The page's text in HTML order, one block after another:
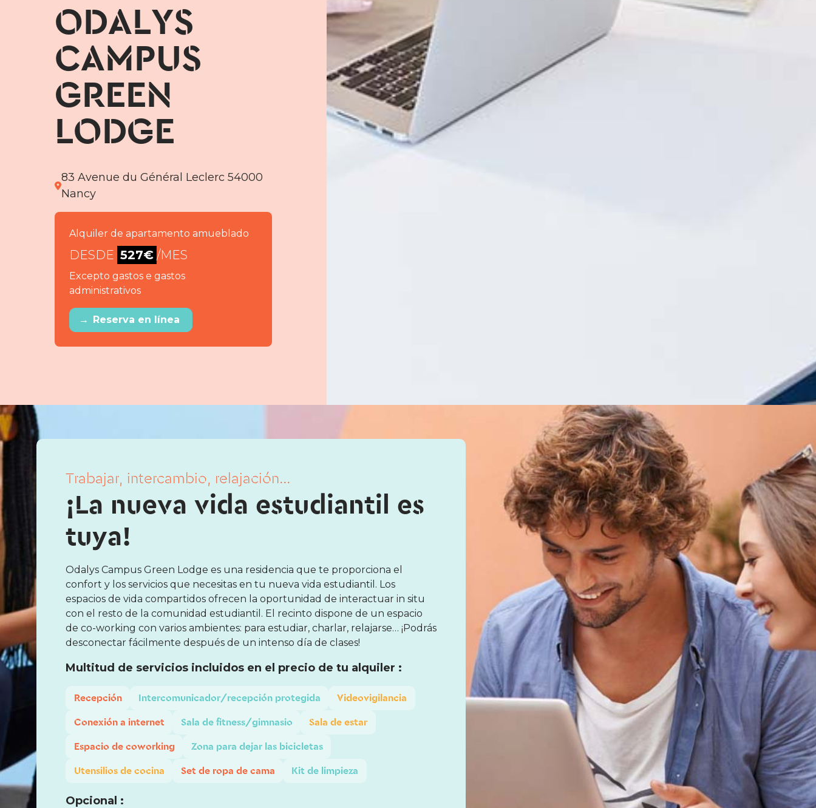
ODALYS
CAMPUS
GREEN
LODGE
83 Avenue du Général Leclerc 54000
Nancy
Alquiler de apartamento amueblado
DESDE 527€ /MES
Excepto gastos e gastos
administrativos
→ Reserva en línea
Trabajar, intercambio, relajación...
¡La nueva vida estudiantil es
tuya!
Odalys Campus Green Lodge es una residencia que te proporciona el
confort y los servicios que necesitas en tu nueva vida estudiantil. Los
espacios de vida compartidos ofrecen la oportunidad de interactuar in situ
con el resto de la comunidad estudiantil. El recinto dispone de un espacio
de co-working con varios ambientes: para estudiar, charlar, relajarse… ¡Podrás
desconectar fácilmente después de un intenso día de clases!
Multitud de servicios incluidos en el precio de tu alquiler :
Recepción Intercomunicador/recepción protegida
Videovigilancia
Conexión a internet
Sala de fitness/gimnasio
Sala de estar
Espacio de coworking
Zona para dejar las bicicletas
Utensilios de cocina
Set de ropa de cama Kit de limpieza
Opcional :